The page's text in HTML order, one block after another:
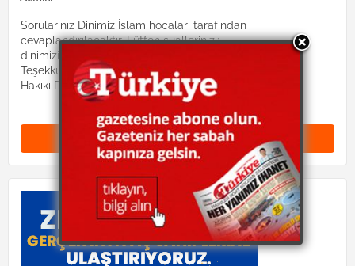
Sorularınız Dinimiz İslam hocaları tarafından
cevaplandırılacaktır. Lütfen suallerinizi:
dinimizislam2@gmail.com mail adresine gönderiniz.
Teşekkürler.
Hakiki Dinimiz site yönetimi
Yorum Gönder (0)